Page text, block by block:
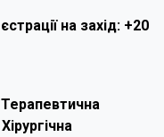
на захід: +20